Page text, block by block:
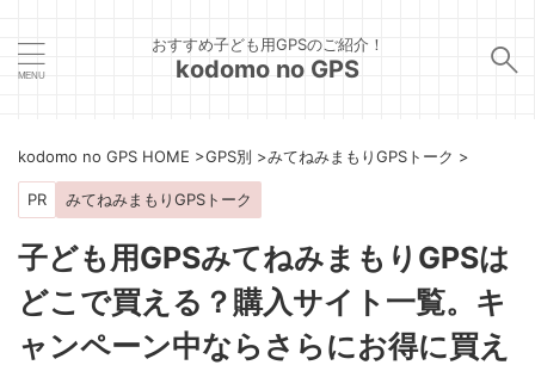
おすすめ子ども用GPSのご紹介！
kodomo no GPS
kodomo no GPS HOME >GPS別 >みてねみまもりGPSトーク >
PR みてねみまもりGPSトーク
子ども用GPSみてねみまもりGPSは
どこで買える？購入サイト一覧。キ
ャンペーン中ならさらにお得に買え